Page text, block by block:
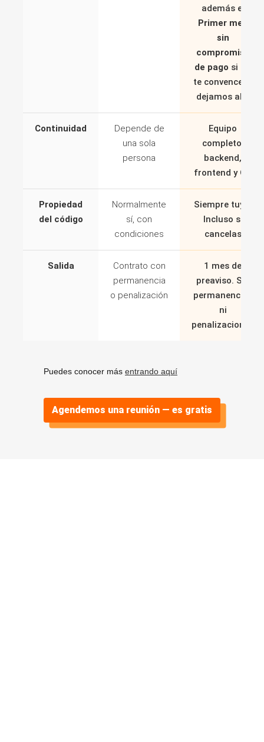
además el
Primer mes
sin
compromiso
de pago si no
te convence lo
dejamos ahí.
Continuidad
Depende de
una sola
persona
Equipo
completo:
backend,
frontend y QA
Propiedad
del código
Normalmente
sí, con
condiciones
Siempre tuyo.
Incluso si
cancelas
Salida
Contrato con
permanencia
o penalización
1 mes de
preaviso. Sin
permanencias
ni
penalizaciones
Puedes conocer más entrando aquí
Agendemos una reunión — es gratis